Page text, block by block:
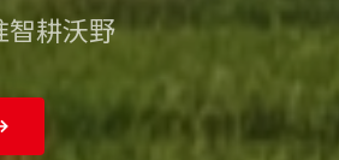
业精准稳